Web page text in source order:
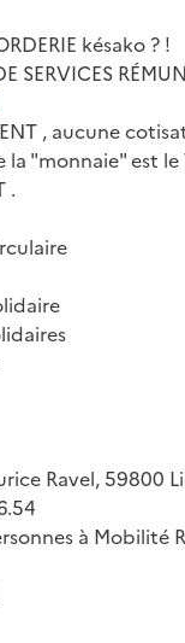
késako ? !
SERVICES
, aucune
"monnaie" est le
.
à Mobilité